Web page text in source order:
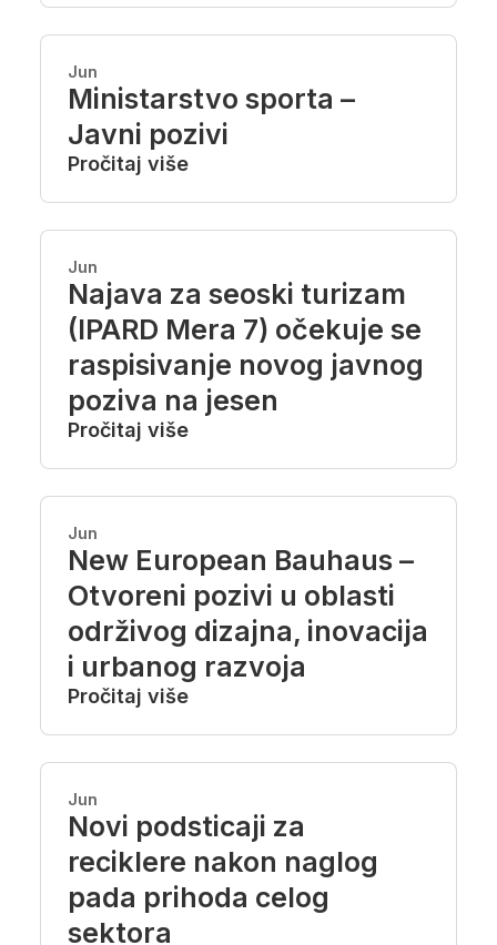
Jun
Ministarstvo sporta –
Javni pozivi
Pročitaj više
Jun
Najava za seoski turizam
(IPARD Mera 7) očekuje se
raspisivanje novog javnog
poziva na jesen
Pročitaj više
Jun
New European Bauhaus –
Otvoreni pozivi u oblasti
održivog dizajna, inovacija
i urbanog razvoja
Pročitaj više
Jun
Novi podsticaji za
reciklere nakon naglog
pada prihoda celog
sektora